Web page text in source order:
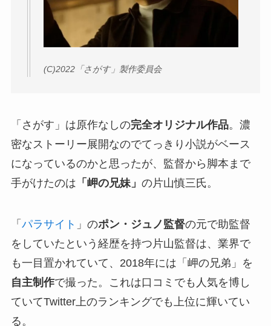
(C)2022「さがす」製作委員会
「さがす」は原作なしの完全オリジナル作品。濃
密なストーリー展開なのでてっきり小説がベース
になっているのかと思ったが、監督から脚本まで
手がけたのは 「岬の兄妹」 の片山慎三氏。
「 パラサイト 」のポン・ジュノ監督の元で助監督
をしていたという経歴を持つ片山監督は、業界で
も一目置かれていて、2018年には「岬の兄弟」を
自主制作で撮った。これは口コミでも人気を博し
ていてTwitter上のランキングでも上位に輝いてい
る。